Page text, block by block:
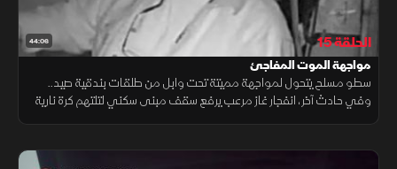
44:06 الحلقة 15
مواجهة الموت المفاجئ
سطو مسلح يتحول لمواجهة مميتة تحت وابل من طلقات بندقية صيد..
وفي حادث آخر، انفجار غاز مرعب يرفع سقف مبنى سكني لتلتهم كرة نارية